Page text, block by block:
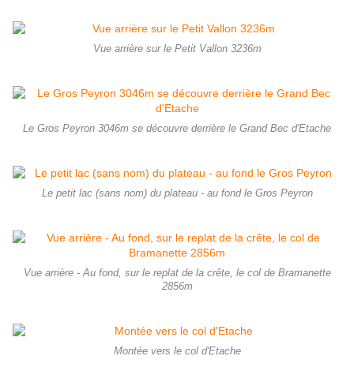
Vue arrière sur le Petit Vallon 3236m
Le Gros Peyron 3046m se découvre derrière le Grand Bec d'Etache
Le petit lac (sans nom) du plateau - au fond le Gros Peyron
Vue arrière - Au fond, sur le replat de la crête, le col de Bramanette
2856m
Montée vers le col d'Etache